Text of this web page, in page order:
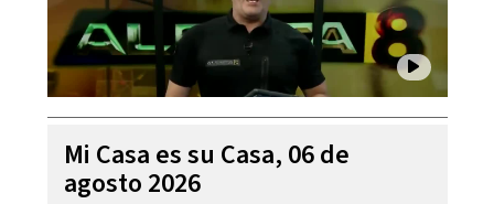
Mi Casa es su Casa, 06 de
agosto 2026